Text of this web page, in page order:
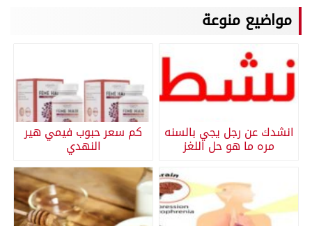
مواضيع منوعة
انشدك عن رجل يجي بالسنه
مره ما هو حل اللغز
كم سعر حبوب فيمي هير
النهدي